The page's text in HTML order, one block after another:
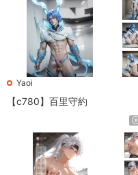
Yaoi
【c780】百里守約